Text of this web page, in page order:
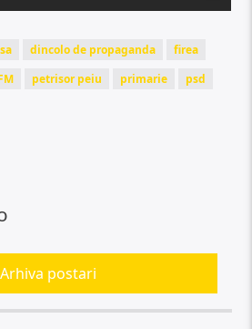
dincolo de propaganda
firea
petrisor peiu primarie
psd
Arhiva postari